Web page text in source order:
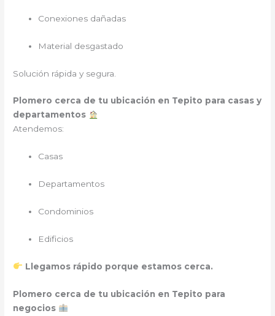
Conexiones dañadas
Material desgastado
Solución rápida y segura.
Plomero cerca de tu ubicación en Tepito para casas y
departamentos
Atendemos:
Casas
Departamentos
Condominios
Edificios
Llegamos rápido porque estamos cerca.
Plomero cerca de tu ubicación en Tepito para
negocios